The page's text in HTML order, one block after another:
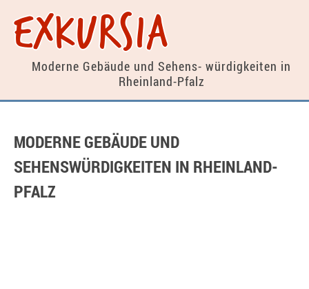
exkursia
Moderne Gebäude und Sehens- würdigkeiten in
Rheinland-Pfalz
MODERNE GEBÄUDE UND
SEHENSWÜRDIGKEITEN IN RHEINLAND-
PFALZ